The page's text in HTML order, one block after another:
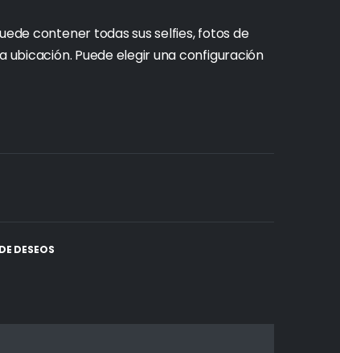
contener todas sus selfies, fotos de
Puede elegir una configuración
DESEOS